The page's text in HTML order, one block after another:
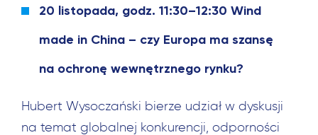
20 listopada, godz. 11:30–12:30 Wind
made in China – czy Europa ma szansę
na ochronę wewnętrznego rynku?
Hubert Wysoczański bierze udział w dyskusji
na temat globalnej konkurencji, odporności